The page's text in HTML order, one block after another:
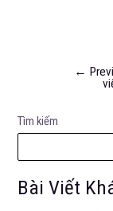
←
Tìm kiếm
Bài Viết